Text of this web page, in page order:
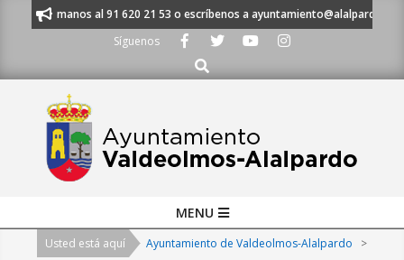
- Llámanos al 91 620 21 53 o escríbenos a ayuntamiento@alalpardo.org
Síguenos
Buscar
Navigation
MENU
Usted está aquí Ayuntamiento de Valdeolmos-Alalpardo
>